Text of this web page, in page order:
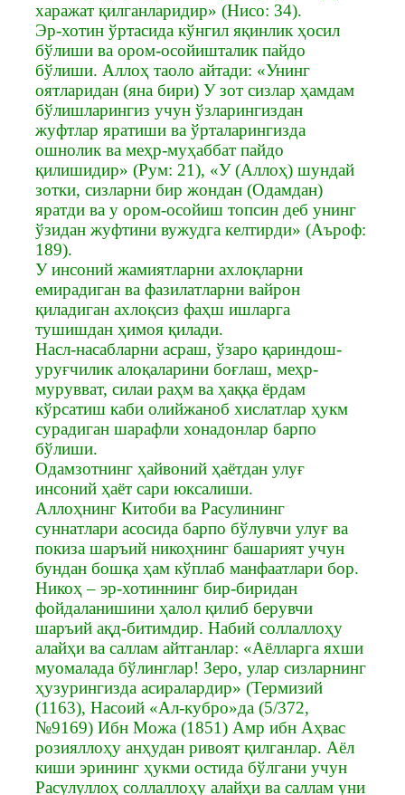
харажат қилганларидир» (Нисо: 34).
Эр-хотин ўртасида кўнгил яқинлик ҳосил
бўлиши ва ором-осойишталик пайдо
бўлиши. Аллоҳ таоло айтади: «Унинг
оятларидан (яна бири) У зот сизлар ҳамдам
бўлишларингиз учун ўзларингиздан
жуфтлар яратиши ва ўрталарингизда
ошнолик ва меҳр-муҳаббат пайдо
қилишидир» (Рум: 21), «У (Аллоҳ) шундай
зотки, сизларни бир жондан (Одамдан)
яратди ва у ором-осойиш топсин деб унинг
ўзидан жуфтини вужудга келтирди» (Аъроф:
189).
У инсоний жамиятларни ахлоқларни
емирадиган ва фазилатларни вайрон
қиладиган ахлоқсиз фаҳш ишларга
тушишдан ҳимоя қилади.
Насл-насабларни асраш, ўзаро қариндош-
уруғчилик алоқаларини боғлаш, меҳр-
мурувват, силаи раҳм ва ҳаққа ёрдам
кўрсатиш каби олийжаноб хислатлар ҳукм
сурадиган шарафли хонадонлар барпо
бўлиши.
Одамзотнинг ҳайвоний ҳаётдан улуғ
инсоний ҳаёт сари юксалиши.
Аллоҳнинг Китоби ва Расулининг
суннатлари асосида барпо бўлувчи улуғ ва
покиза шаръий никоҳнинг башарият учун
бундан бошқа ҳам кўплаб манфаатлари бор.
Никоҳ – эр-хотиннинг бир-биридан
фойдаланишини ҳалол қилиб берувчи
шаръий ақд-битимдир. Набий соллаллоҳу
алайҳи ва саллам айтганлар: «Аёлларга яхши
муомалада бўлинглар! Зеро, улар сизларнинг
ҳузурингизда асиралардир» (Термизий
(1163), Насоий «Ал-кубро»да (5/372,
№9169) Ибн Можа (1851) Амр ибн Аҳвас
розияллоҳу анҳудан ривоят қилганлар. Аёл
киши эрининг ҳукми остида бўлгани учун
Расулуллоҳ соллаллоҳу алайҳи ва саллам уни